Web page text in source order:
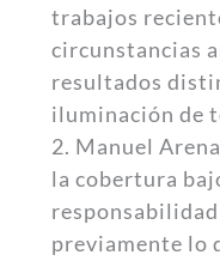
trabajos
circunstancias
resultados
iluminación de
2. Manuel
la cobertura
previamente lo